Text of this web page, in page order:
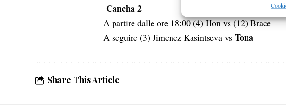
Garantire la sicurezza,
Erogare e presentare
scelte sulla privacy.
Cancha 2
A partire dalle ore 18:00 (4) Hon vs (12) Brace
A seguire (3) Jimenez Kasintseva vsTona
Share This Article